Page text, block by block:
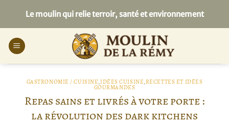
contenu
Le moulin qui relie terroir, santé et environnement
GASTRONOMIE / CUISINE,IDÉES CUISINE,RECETTES ET IDÉES
GOURMANDES
Repas sains et livrés à votre porte :
la révolution des dark kitchens